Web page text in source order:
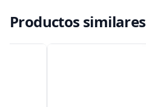
Productos similares